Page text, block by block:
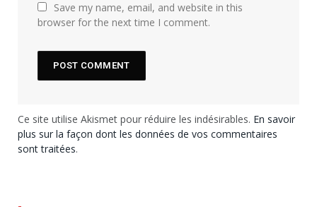
Save my name, email, and website in this
browser for the next time I comment.
Ce site utilise Akismet pour réduire les indésirables. En savoir
plus sur la façon dont les données de vos commentaires
sont traitées.